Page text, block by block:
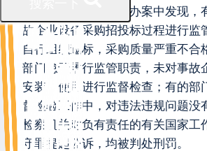
施，导致事故发生。办案中发现，
故企业设备采购招投标过程进行监
自行组织邀标，采购质量严重不合
部门怠于履行监管职责，未对事故
安装、使用进行监督检查；有的部
督检验工作中，对违法违规问题没
检察机关对负有责任的有关国家工
守罪提起公诉，均被判处刑罚。